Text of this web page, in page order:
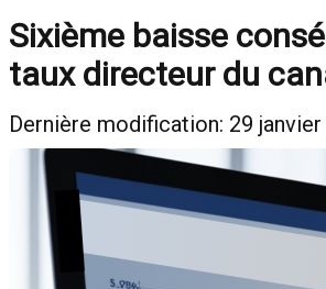
Sixième baisse
taux directeur du
Dernière modification: 29